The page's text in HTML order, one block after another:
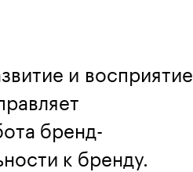
и восприятие
бренд-
к бренду.